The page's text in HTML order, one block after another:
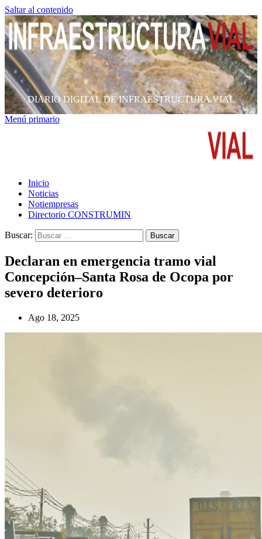
Saltar al contenido
DIARIO DIGITAL DE INFRAESTRUCTURA VIAL
Menú primario
Inicio
Noticias
Notiempresas
Directorio CONSTRUMIN
Buscar:
Declaran en emergencia tramo vial
Concepción–Santa Rosa de Ocopa por
severo deterioro
Ago 18, 2025